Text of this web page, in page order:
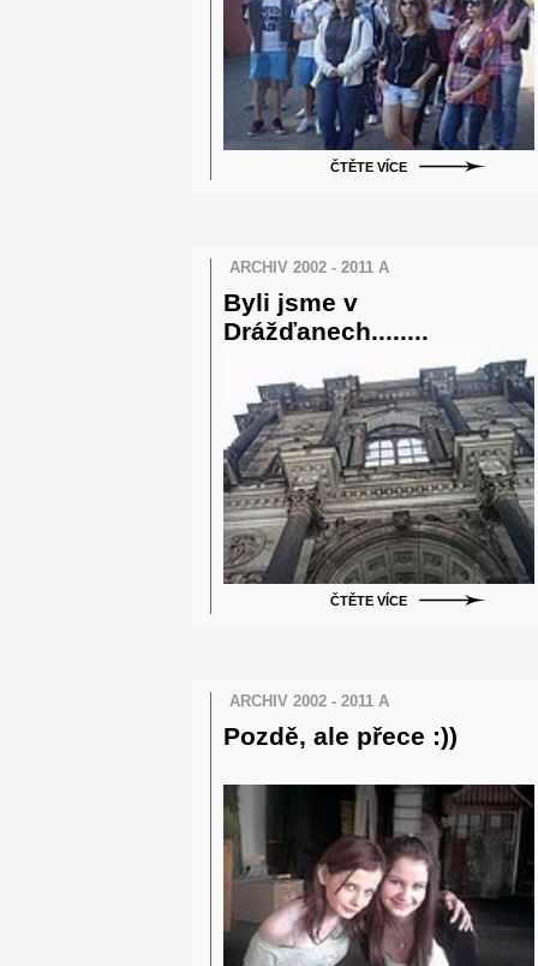
ČTĚTE VÍCE
ARCHIV 2002 - 2011 A
Byli jsme v
Drážďanech........
ČTĚTE VÍCE
ARCHIV 2002 - 2011 A
Pozdě, ale přece :))